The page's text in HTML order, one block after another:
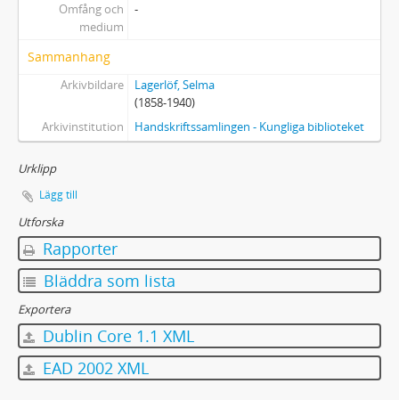
Omfång och
medium
-
Sammanhang
Arkivbildare
Lagerlöf, Selma
(1858-1940)
Arkivinstitution
Handskriftssamlingen - Kungliga biblioteket
Urklipp
Lägg till
Utforska
Rapporter
Bläddra som lista
Exportera
Dublin Core 1.1 XML
EAD 2002 XML